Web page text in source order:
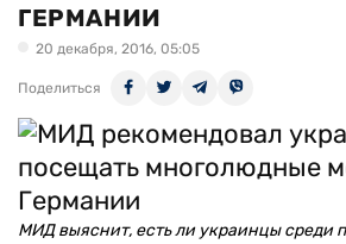
ГЕРМАНИИ
20 декабря, 2016, 05:05
Поделиться
МИД выяснит, есть ли украинцы среди